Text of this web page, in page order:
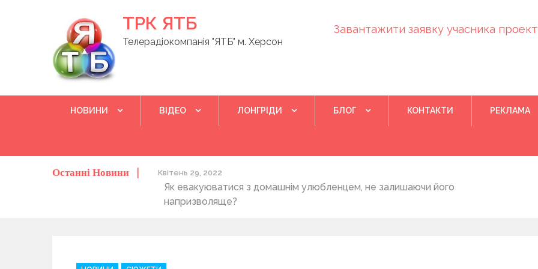
ТРК ЯТБ
Телерадіокомпанія "ЯТБ" м. Херсон
Завантажити заявку учасника
НОВИНИ ВІДЕО ЛОНГРІДИ БЛОГ КОНТАКТИ РЕКЛАМА
Останні Новини
та жителів області Квітень 29, 2022
Як евакуюватися з домашнім улюбленцем, не залишаючи його
напризволяще?
C